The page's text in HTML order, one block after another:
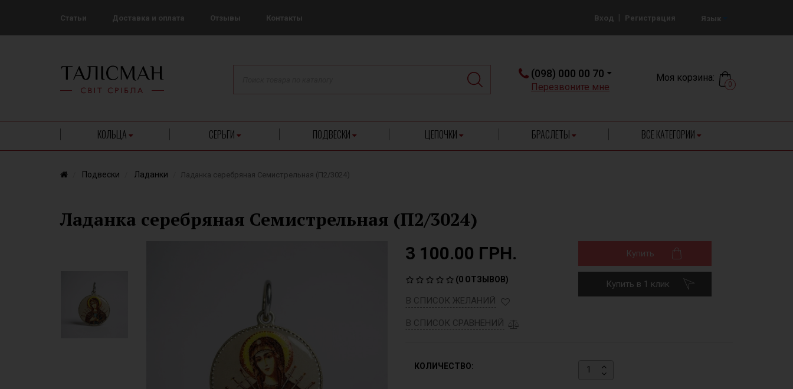
Статьи Доставка и оплата Отзывы Контакты Вход Регистрация Язык
(098) 000 00 70
Перезвоните мне
Моя корзина:
0
КОЛЬЦА СЕРЬГИ ПОДВЕСКИ ЦЕПОЧКИ БРАСЛЕТЫ ВСЕ КАТЕГОРИИ
Подвески Ладанки Ладанка серебряная Семистрельная (П2/3024)
Ладанка серебряная Семистрельная (П2/3024)
3 100.00 ГРН.
(0 ОТЗЫВОВ)
В СПИСОК ЖЕЛАНИЙ
В СПИСОК СРАВНЕНИЙ
Купить
Купить в 1 клик
КОЛИЧЕСТВО: